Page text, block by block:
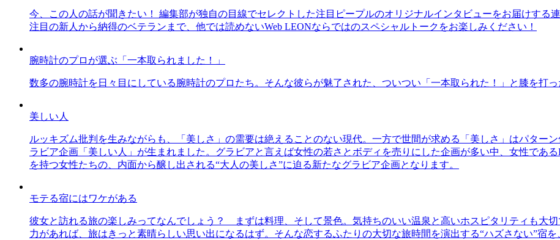
今、この人の話が聞きたい！ 編集部が独自の目線でセレクトした注目ピープルのオリジナルインタビューをお届けする
注目の新人から納得のベテランまで、他では読めないWeb LEONならではのスペシャルトークをお楽しみください！
腕時計のプロが選ぶ「一本取られました！」
数多の腕時計を日々目にしている腕時計のプロたち。そんな彼らが魅了された、ついつい「一本取られた！」と膝を打
美しい人
ルッキズム批判を生みながらも、「美しさ」の需要は絶えることのない現代。一方で世間が求める「美しさ」はパター
ラビア企画「美しい人」が生まれました。グラビアと言えば女性の若さとボディを売りにした企画が多い中、女性であ
を持つ女性たちの、内面から醸し出される“大人の美しさ”に迫る新たなグラビア企画となります。
モテる宿にはワケがある
彼女と訪れる旅の楽しみってなんでしょう？ まずは料理、そして景色。気持ちのいい温泉と高いホスピタリティも大
力があれば、旅はきっと素晴らしい思い出になるはず。そんな恋するふたりの大切な旅時間を演出する“ハズさない”宿